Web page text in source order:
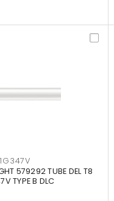
579292 TUBE DEL T8
TYPE B DLC